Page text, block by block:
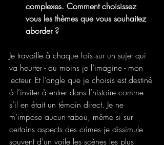
complexes. Comment choisissez
vous les thèmes que vous souhaitez
aborder ?
Je travaille à chaque fois sur un sujet qui
va heurter - du moins je l’imagine - mon
lecteur. Et l’angle que je choisis est destiné
à l’inviter à entrer dans l’histoire comme
s’il en était un témoin direct. Je ne
m’impose aucun tabou, même si sur
certains aspects des crimes je dissimule
souvent d’un voile les scènes les plus